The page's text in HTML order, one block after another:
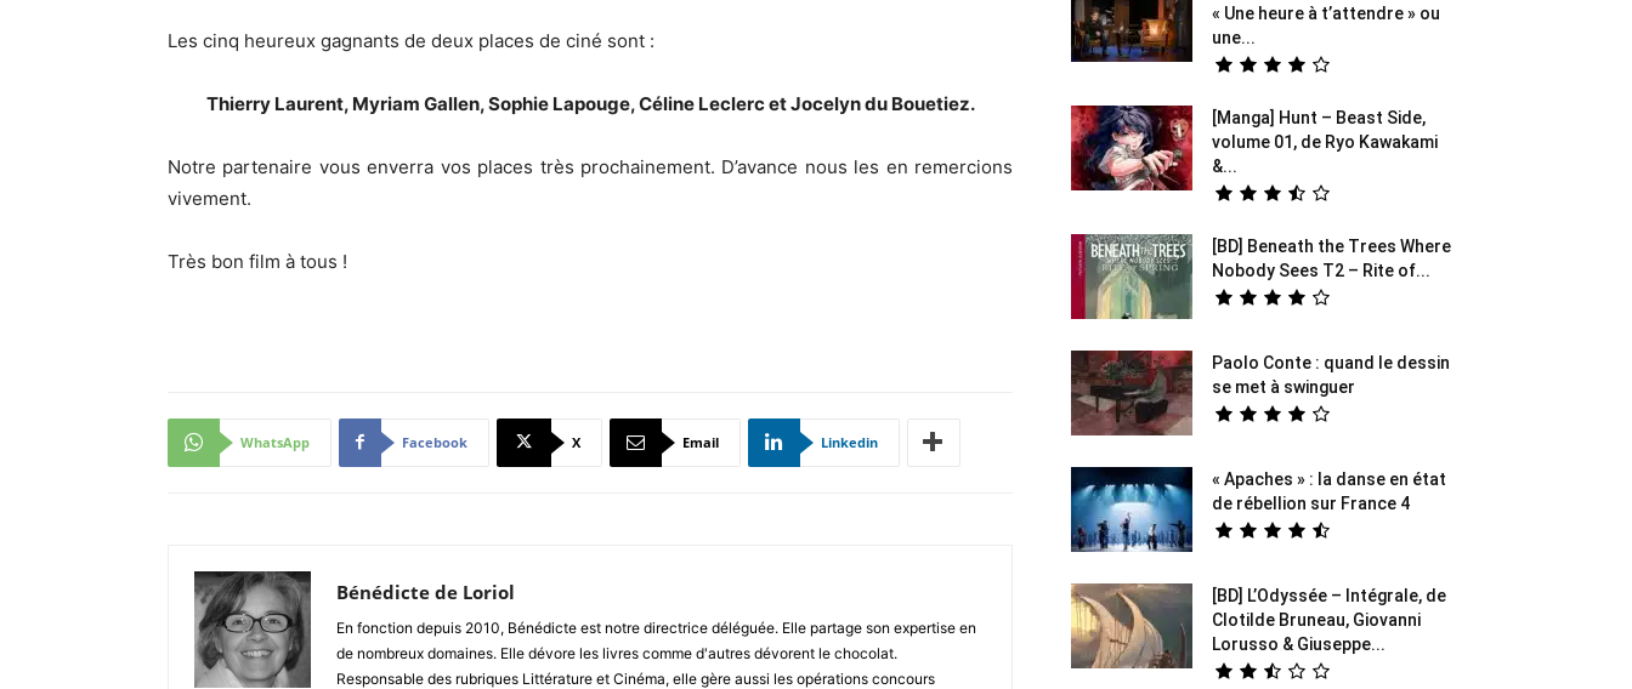
Les cinq heureux gagnants de deux places de ciné sont :
Thierry Laurent, Myriam Gallen, Sophie Lapouge, Céline Leclerc et Jocelyn du Bouetiez.
Notre partenaire vous enverra vos places très prochainement. D’avance nous les en remercions
vivement.
Très bon film à tous !
WhatsApp Facebook X Email Linkedin
Bénédicte de Loriol
En fonction depuis 2010, Bénédicte est notre directrice déléguée. Elle partage son expertise en
de nombreux domaines. Elle dévore les livres comme d'autres dévorent le chocolat.
Responsable des rubriques Littérature et Cinéma, elle gère aussi les opérations concours
« Une heure à t’attendre » ou
une...
[Manga] Hunt – Beast Side,
volume 01, de Ryo Kawakami
&...
[BD] Beneath the Trees Where
Nobody Sees T2 – Rite of...
Paolo Conte : quand le dessin
se met à swinguer
« Apaches » : la danse en état
de rébellion sur France 4
[BD] L’Odyssée – Intégrale, de
Clotilde Bruneau, Giovanni
Lorusso & Giuseppe...